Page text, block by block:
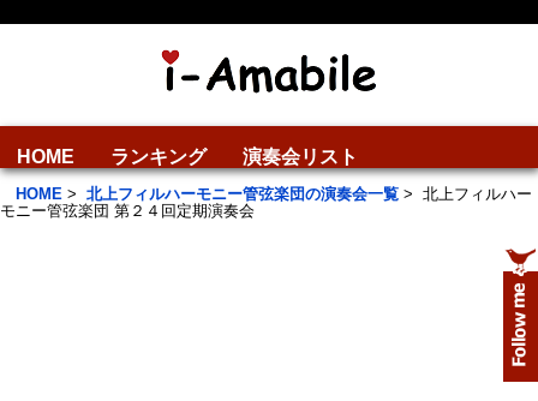
HOME ランキング 演奏会リスト
HOME > 北上フィルハーモニー管弦楽団の演奏会一覧 > 北上フィルハー
モニー管弦楽団 第２４回定期演奏会